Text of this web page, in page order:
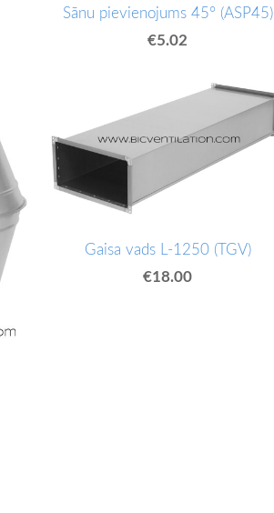
Sānu pievienojums 45° (ASP45)
€5.02
Gaisa vads L-1250 (TGV)
€18.00